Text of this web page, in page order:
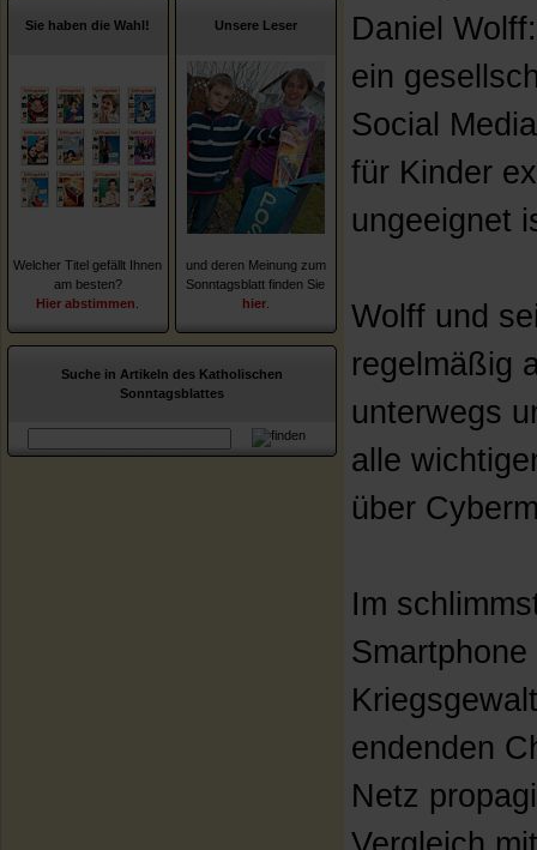
Sie haben die Wahl!
Welcher Titel gefällt Ihnen
am besten?
Hier abstimmen
Unsere Leser
und deren Meinung zum
Sonntagsblatt finden Sie
hier
Suche in Artikeln des Katholischen
Sonntagsblattes
Daniel
ein
Social
für Kinder
ungeeignet
Wolff und
regelmäßig
unterwegs
alle
über
Im
endenden
Netz